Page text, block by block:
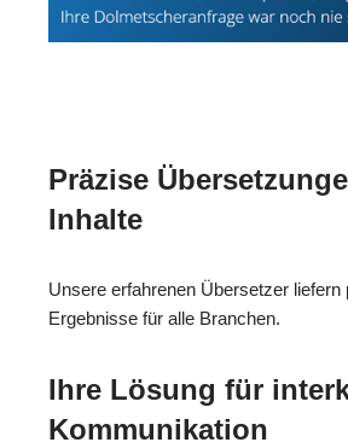
Präzise
Inhalte
Unsere erfahrenen Übersetzer liefern
Ergebnisse für alle Branchen.
Ihre Lösung für
Kommunikation